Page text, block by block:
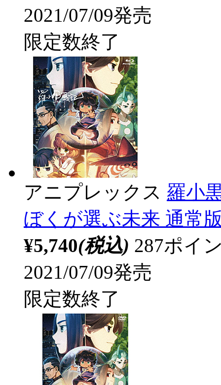
2021/07/09発売
限定数終了
アニプレックス 羅小
ぼくが選ぶ未来 通常
¥5,740(税込) 287ポイ
2021/07/09発売
限定数終了